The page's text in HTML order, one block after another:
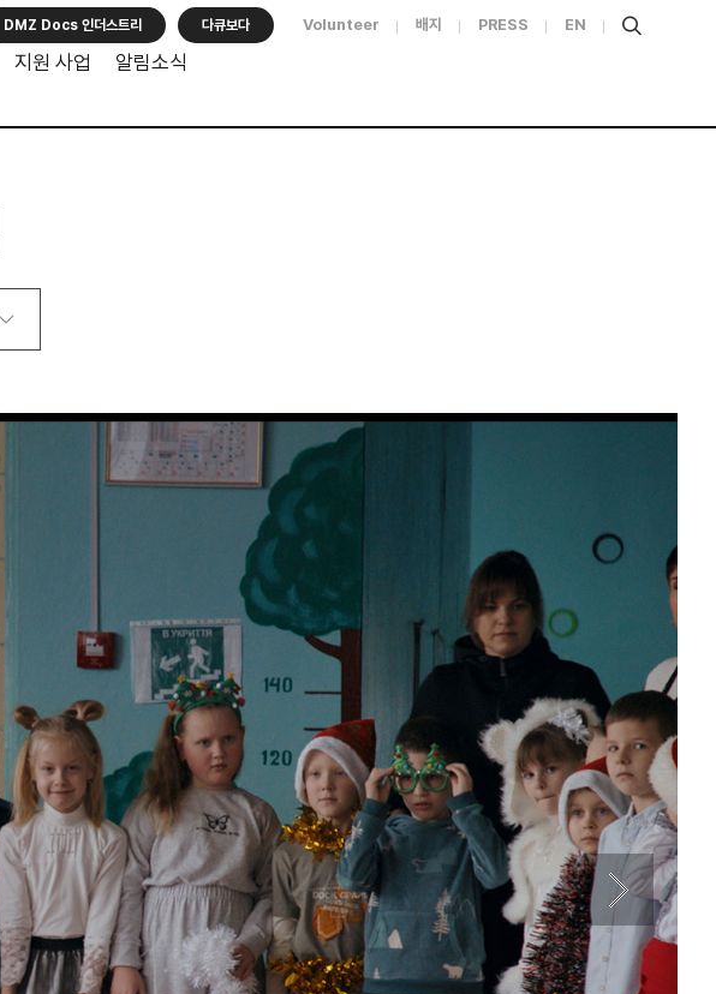
지원 사업 알림소식
DMZ Docs 인더스트리 다큐보다 Volunteer 배지 PRESS EN